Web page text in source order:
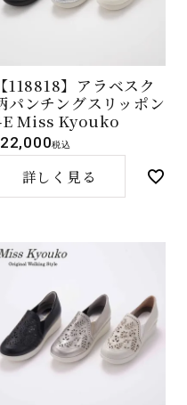
【118818】アラベスク
パンチングスリッポン
Miss Kyouko
22,000税込
詳しく見る